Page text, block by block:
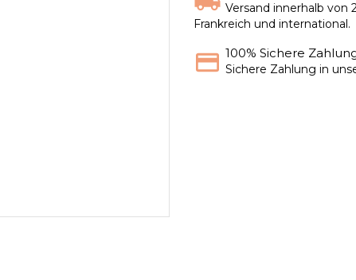
Versand innerhalb von
Frankreich und international.
100% Sichere
Sichere Zahlung in